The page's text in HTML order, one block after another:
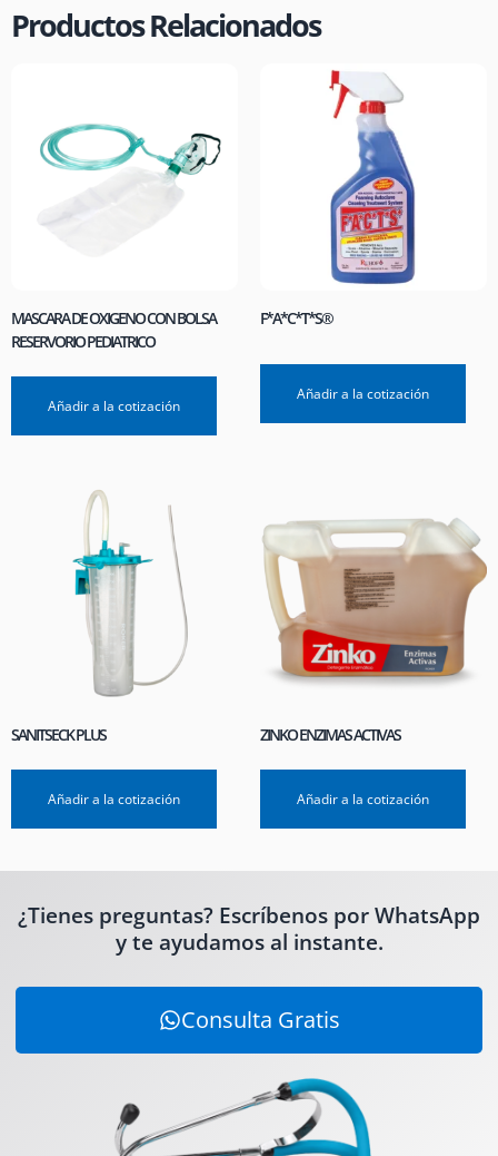
Productos Relacionados
MASCARA DE OXIGENO CON BOLSA
RESERVORIO PEDIATRICO
Añadir a la cotización
F*A*C*T*S®
Añadir a la cotización
SANITSECK PLUS
Añadir a la cotización
ZINKO ENZIMAS ACTIVAS
Añadir a la cotización
¿Tienes preguntas? Escríbenos por WhatsApp
y te ayudamos al instante.
Consulta Gratis